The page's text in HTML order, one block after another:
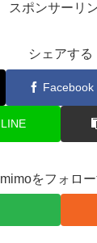
スポンサーリ
シェアする
Facebook
LINE
mimoをフォロ